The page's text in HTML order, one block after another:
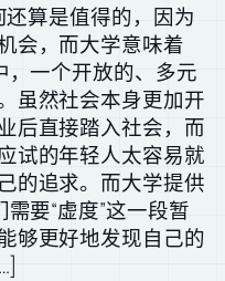
算是值得的，因为
会，而大学意味着
，一个开放的、多元
虽然社会本身更加开
后直接踏入社会，而
试的年轻人太容易就
的追求。而大学提供
要“虚度”这一段暂
够更好地发现自己的